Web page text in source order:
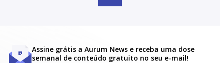
Assine grátis a Aurum News e receba uma dose
semanal de conteúdo gratuito no seu e-mail!